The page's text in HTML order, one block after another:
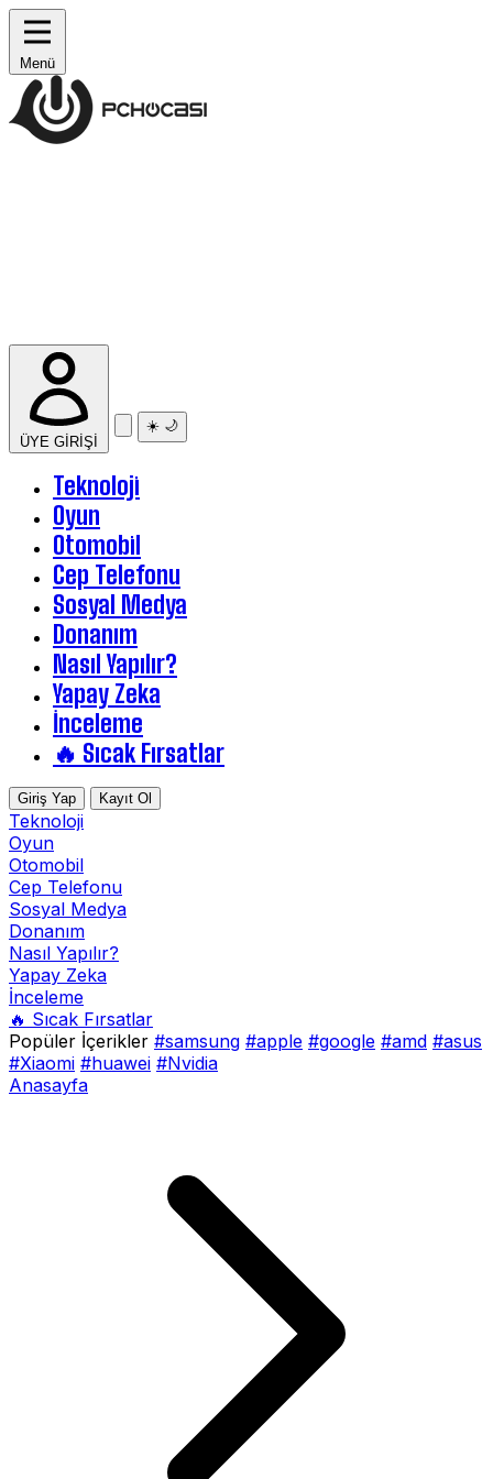
Menü
ÜYE GİRİŞİ
☀️ 🌙
Teknoloji
Oyun
Otomobil
Cep Telefonu
Sosyal Medya
Donanım
Nasıl Yapılır?
Yapay Zeka
İnceleme
🔥 Sıcak Fırsatlar
Giriş Yap Kayıt Ol
Teknoloji
Oyun
Otomobil
Cep Telefonu
Sosyal Medya
Donanım
Nasıl Yapılır?
Yapay Zeka
İnceleme
🔥 Sıcak Fırsatlar
Popüler İçerikler #samsung #apple #google #amd #asus
#Xiaomi #huawei #Nvidia
Anasayfa